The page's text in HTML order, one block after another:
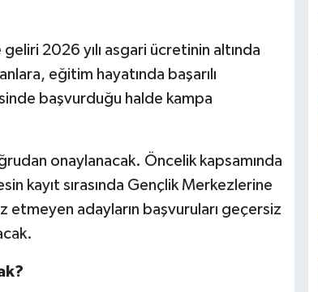
2026 yılı asgari ücretinin altında
eğitim hayatında başarılı
başvurduğu halde kampa
onaylanacak. Öncelik kapsamında
kayıt sırasında Gençlik Merkezlerine
adayların başvuruları geçersiz